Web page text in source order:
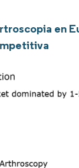
en